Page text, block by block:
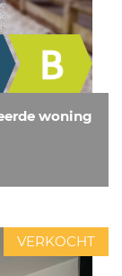
woning
VERKOCHT